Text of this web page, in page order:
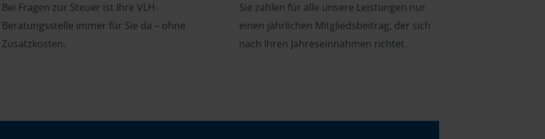
Bei Fragen zur Steuer ist Ihre VLH-
Beratungsstelle immer für Sie da – ohne
Zusatzkosten.
Sie zahlen für alle unsere Leistungen nur
einen jährlichen Mitgliedsbeitrag, der sich
nach Ihren Jahreseinnahmen richtet.